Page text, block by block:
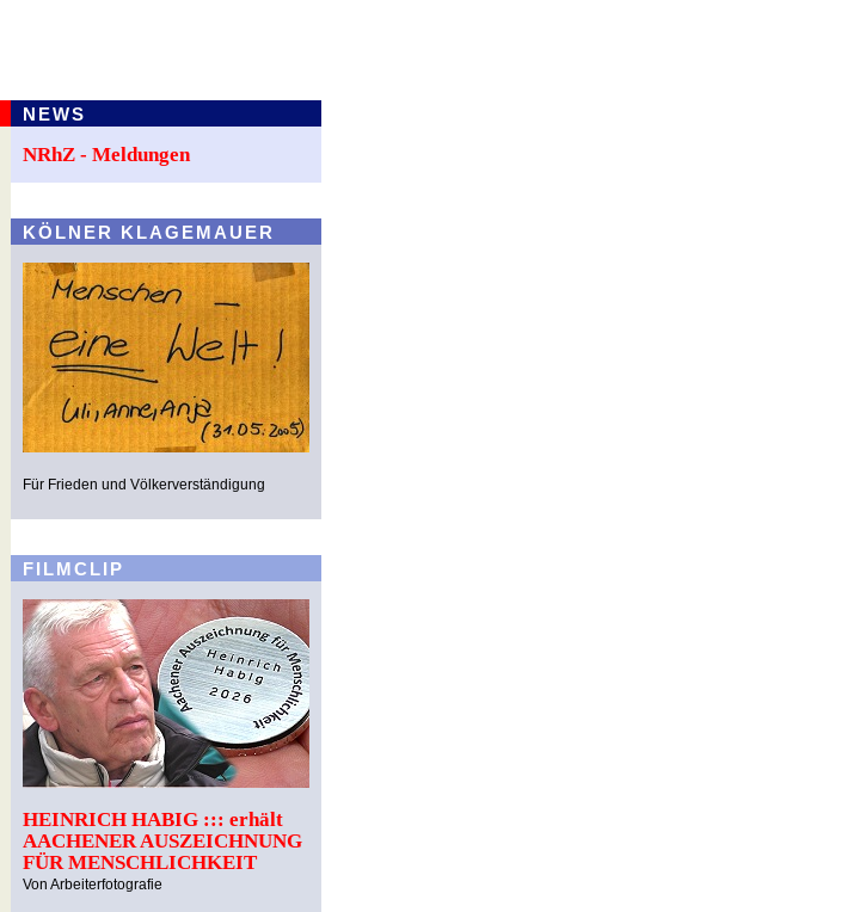
NEWS
NRhZ - Meldungen
KÖLNER KLAGEMAUER
Für Frieden und Völkerverständigung
FILMCLIP
HEINRICH HABIG ::: erhält
AACHENER AUSZEICHNUNG
FÜR MENSCHLICHKEIT
Von Arbeiterfotografie